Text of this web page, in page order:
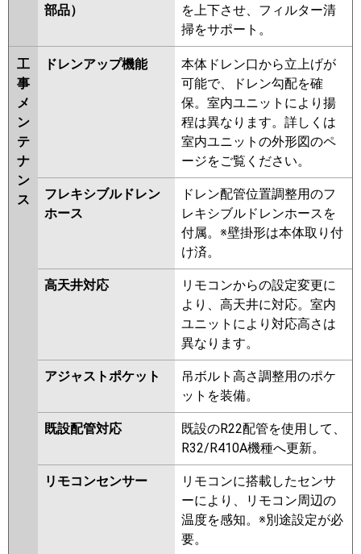
部品）
を上下させ、フィルター清
掃をサポート。
工
事
メ
ン
テ
ナ
ン
ス
ドレンアップ機能
本体ドレン口から立上げが
可能で、ドレン勾配を確
保。室内ユニットにより揚
程は異なります。詳しくは
室内ユニットの外形図のペ
ージをご覧ください。
フレキシブルドレン
ホース
ドレン配管位置調整用のフ
レキシブルドレンホースを
付属。※壁掛形は本体取り付
け済。
高天井対応
リモコンからの設定変更に
より、高天井に対応。室内
ユニットにより対応高さは
異なります。
アジャストポケット
吊ボルト高さ調整用のポケ
ットを装備。
既設配管対応
既設のR22配管を使用して、
R32/R410A機種へ更新。
リモコンセンサー
リモコンに搭載したセンサ
ーにより、リモコン周辺の
温度を感知。※別途設定が必
要。